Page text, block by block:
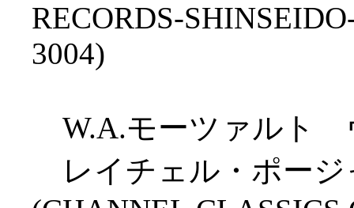
RECORDS-
3004)
W.A.モーツァルト
レイチェル・ポージ